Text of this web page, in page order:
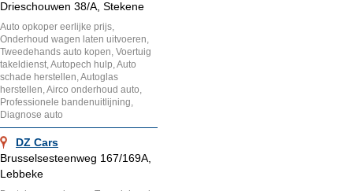
Drieschouwen 38/A, Stekene
Auto opkoper eerlijke prijs,
Onderhoud wagen laten uitvoeren,
Tweedehands auto kopen, Voertuig
takeldienst, Autopech hulp, Auto
schade herstellen, Autoglas
herstellen, Airco onderhoud auto,
Professionele bandenuitlijning,
Diagnose auto
DZ Cars
Brusselsesteenweg 167/169A,
Lebbeke